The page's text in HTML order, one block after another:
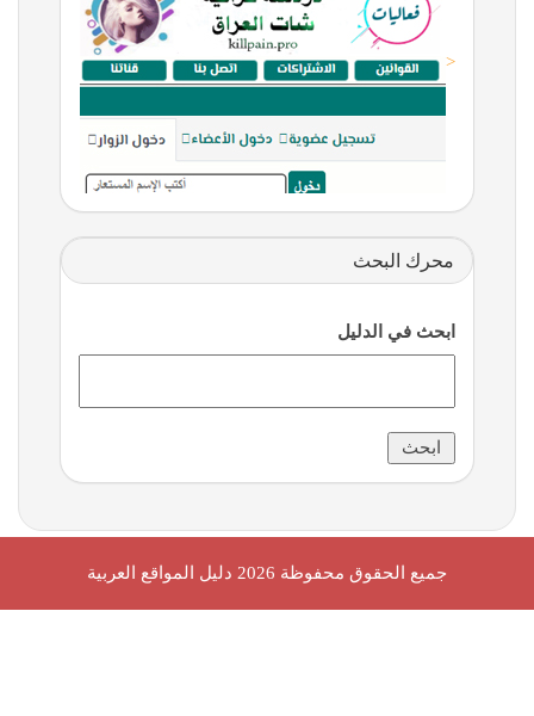
<
محرك البحث
ابحث في الدليل
جميع الحقوق محفوظة 2026 دليل المواقع العربية